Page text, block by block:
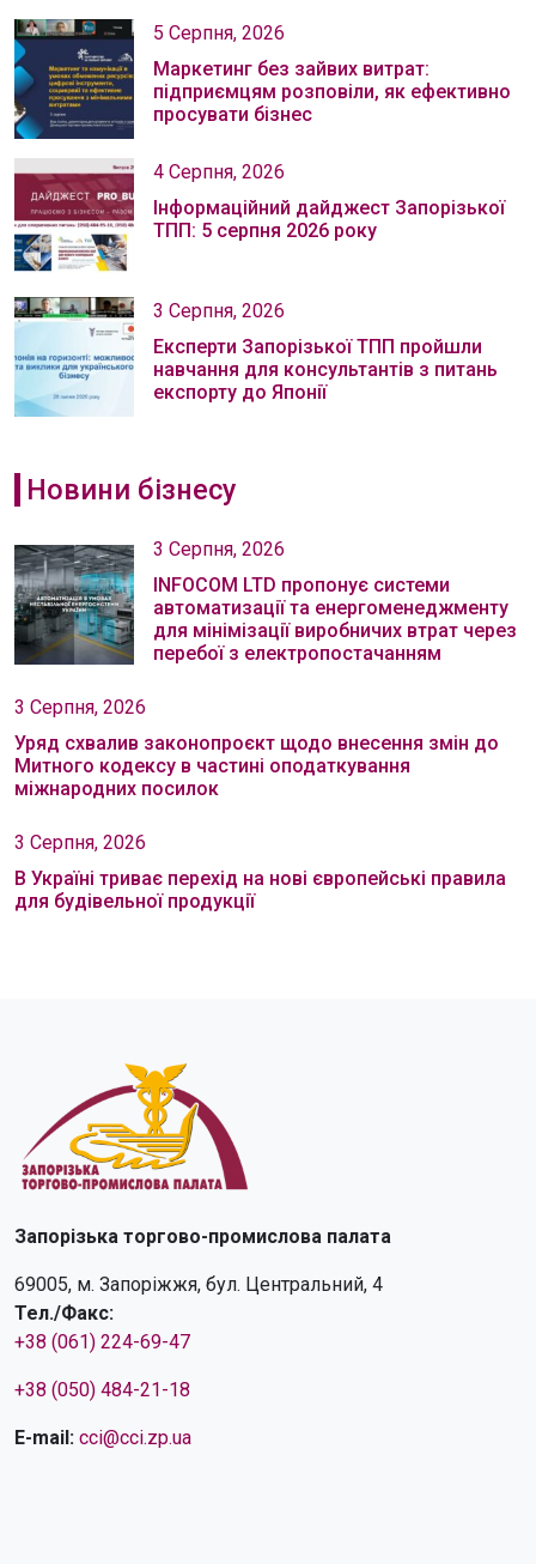
5 Серпня, 2026
Маркетинг без зайвих витрат:
підприємцям розповіли, як ефективно
просувати бізнес
4 Серпня, 2026
Інформаційний дайджест Запорізької
ТПП: 5 серпня 2026 року
3 Серпня, 2026
Експерти Запорізької ТПП пройшли
навчання для консультантів з питань
експорту до Японії
Новини бізнесу
3 Серпня, 2026
INFOCOM LTD пропонує системи
автоматизації та енергоменеджменту
для мінімізації виробничих втрат через
перебої з електропостачанням
3 Серпня, 2026
Уряд схвалив законопроєкт щодо внесення змін до
Митного кодексу в частині оподаткування
міжнародних посилок
3 Серпня, 2026
В Україні триває перехід на нові європейські правила
для будівельної продукції
Запорізька торгово-промислова палата
69005, м. Запоріжжя, бул. Центральний, 4
Тел./Факс:
+38 (061) 224-69-47
+38 (050) 484-21-18
E-mail: cci@cci.zp.ua